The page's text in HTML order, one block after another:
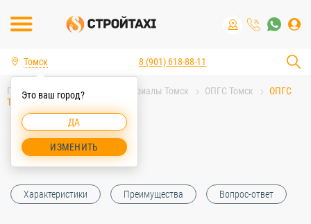
Томск
Это ваш город?
ДА
ИЗМЕНИТЬ
8 (901) 618-88-11
Главная Строительные материалы Томск ОПГС Томск
ОПГС
Томск
ОПГС Томск
Характеристики Преимущества Вопрос-ответ